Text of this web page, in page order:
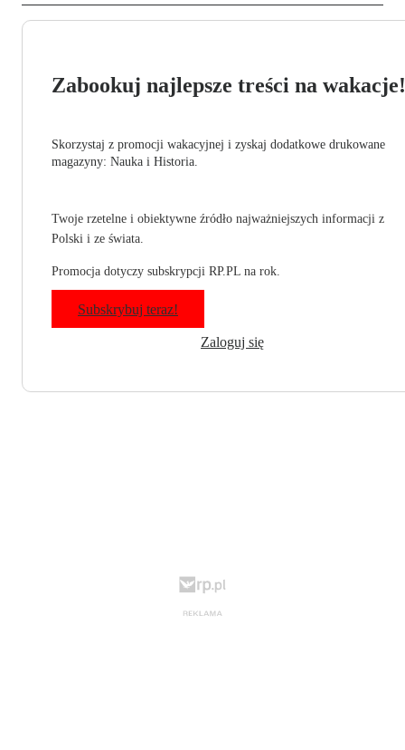
Zabookuj najlepsze treści na wakacje!
Skorzystaj z promocji wakacyjnej i zyskaj dodatkowe drukowane
magazyny: Nauka i Historia.
Twoje rzetelne i obiektywne źródło najważniejszych informacji z
Polski i ze świata.
Promocja dotyczy subskrypcji RP.PL na rok.
Subskrybuj teraz!
Zaloguj się